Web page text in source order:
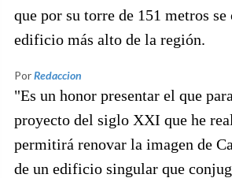
que por su torre de 151 metros
edificio más alto de la región.
PorRedaccion
"Es un honor presentar el que
proyecto del siglo XXI que he
permitirá renovar la imagen de
de un edificio singular que